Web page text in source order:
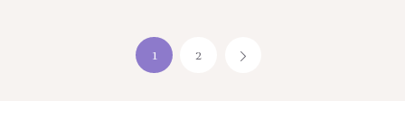
1 2